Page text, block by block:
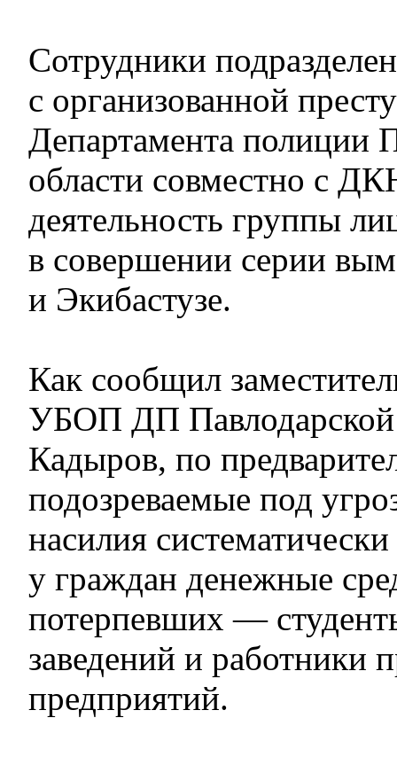
Сотрудники
с организованной
Департамента полиции
области совместно с
деятельность группы
в совершении серии
и Экибастузе.
Как сообщил
УБОП ДП Павлодарской
Кадыров, по
подозреваемые под
насилия
у граждан денежные
потерпевших —
заведений и
предприятий.